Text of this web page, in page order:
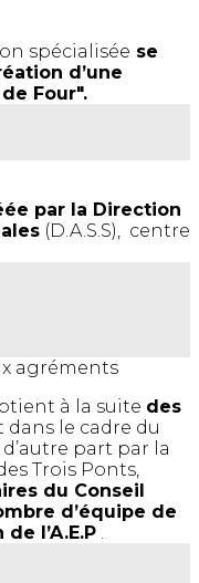
spécialisée se
d’une
Four".
par la Direction
(D.A.S.S), centre
agréments
à la suite des
dans le cadre du
part par la
Trois Ponts,
du Conseil
d’équipe de
l’A.E.P .